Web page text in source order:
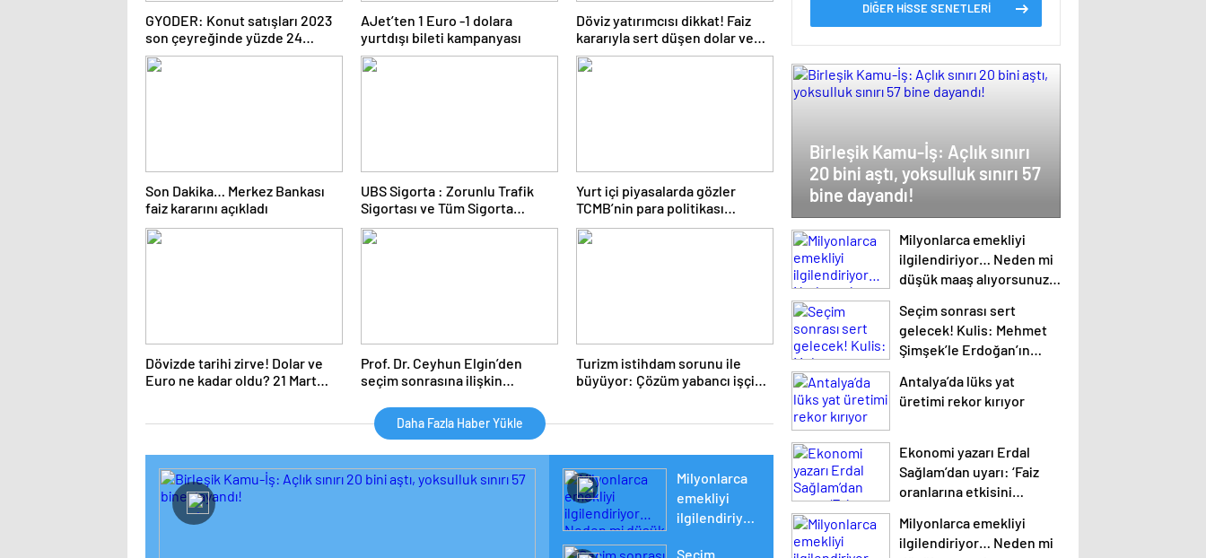
GYODER: Konut satışları 2023
son çeyreğinde yüzde 24
geriledi
AJet’ten 1 Euro -1 dolara
yurtdışı bileti kampanyası
Döviz yatırımcısı dikkat! Faiz
kararıyla sert düşen dolar ve
Euro ne kadar oldu? 22 Mart
2024 döviz fiyatları
Son Dakika… Merkez Bankası
faiz kararını açıkladı
UBS Sigorta : Zorunlu Trafik
Sigortası ve Tüm Sigorta
İşlemleriniz İçin Güvenilir
Adres
Yurt içi piyasalarda gözler
TCMB’nin para politikası
kararlarına çevrildi:
Ekonomistler ne bekliyor?
Dövizde tarihi zirve! Dolar ve
Euro ne kadar oldu? 21 Mart
Prof. Dr. Ceyhun Elgin’den
seçim sonrasına ilişkin
yuvarlanırız’
Turizm istihdam sorunu ile
büyüyor: Çözüm yabancı işçide
Daha Fazla Haber Yükle
Milyonlarca
emekliyi
ilgilendiriyor…
Seçim
DİĞER HİSSE SENETLERİ
Birleşik Kamu-İş: Açlık sınırı
20 bini aştı, yoksulluk sınırı 57
bine dayandı!
Milyonlarca emekliyi
ilgilendiriyor… Neden mi
düşük maaş alıyorsunuz?
Seçim sonrası sert
gelecek! Kulis: Mehmet
Şimşek’le Erdoğan’ın
tartışması
Antalya’da lüks yat
üretimi rekor kırıyor
Ekonomi yazarı Erdal
Sağlam’dan uyarı: ‘Faiz
oranlarına etkisini
göreceğiz’
Milyonlarca emekliyi
ilgilendiriyor… Neden mi